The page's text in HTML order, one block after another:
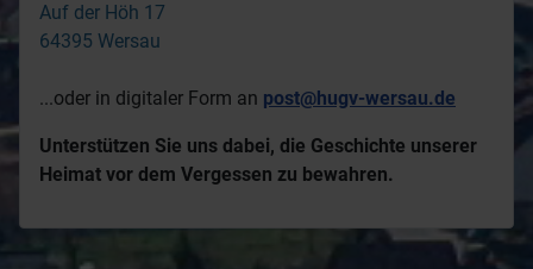
Auf der Höh 17
64395 Wersau
...oder in digitaler Form an post@hugv-wersau.de
Unterstützen Sie uns dabei, die Geschichte unserer
Heimat vor dem Vergessen zu bewahren.